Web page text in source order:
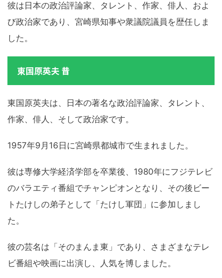
彼は日本の政治評論家、タレント、作家、俳人、およ
び政治家であり、宮崎県知事や衆議院議員を歴任しま
した。
東国原英夫 昔
東国原英夫は、日本の著名な政治評論家、タレント、
作家、俳人、そして政治家です。
1957年9月16日に宮崎県都城市で生まれました。
彼は専修大学経済学部を卒業後、1980年にフジテレビ
のバラエティ番組でチャンピオンとなり、その後ビー
トたけしの弟子として「たけし軍団」に参加しまし
た。
彼の芸名は「そのまんま東」であり、さまざまなテレ
ビ番組や映画に出演し、人気を博しました。